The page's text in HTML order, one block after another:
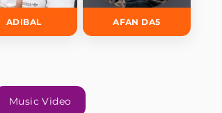
ADIBAL AFAN DA5
Music Video